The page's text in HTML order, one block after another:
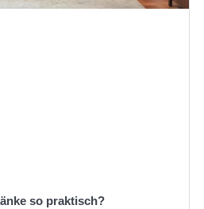
so praktisch?